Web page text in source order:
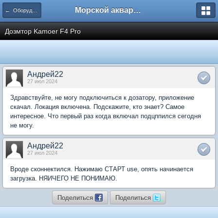
← Оборудование, технические вопросы Морской аквариум. Форумы ReefCentral.ru
Дозмтор Kamoer F4 Pro
Андрей22
27 июл 2024
Здравствуйте, не могу подключиться к дозатору, приложение
скачал. Локация включена. Подскажите, кто знает? Самое
интересное. Что первый раз когда включал подцппился сегодня
не могу.
Андрей22
27 июл 2024
Вроде сконнектился. Нажимаю СТАРТ use, опять начинается
загрузка. НЯИЧЕГО НЕ ПОНИМАЮ.
Поделиться Поделиться